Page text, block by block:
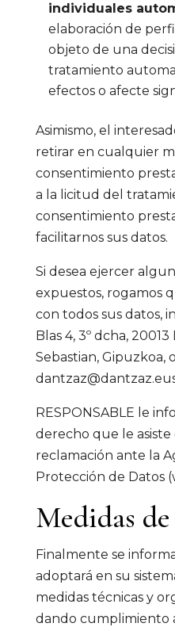
individuales
elaboración de
objeto de una
tratamiento
efectos o afecte
Asimismo, el
retirar en cualquier
consentimiento
a la licitud del
consentimiento
facilitarnos sus datos.
Si desea ejercer
expuestos, rogamos
con todos sus datos,
Blas 4, 3º dcha,
Sebastian, Gipuzkoa,
RESPONSABLE le
derecho que le
reclamación ante la
Protección de Datos (
Medidas
Finalmente se
adoptará en su
medidas técnicas y
dando cumplimiento